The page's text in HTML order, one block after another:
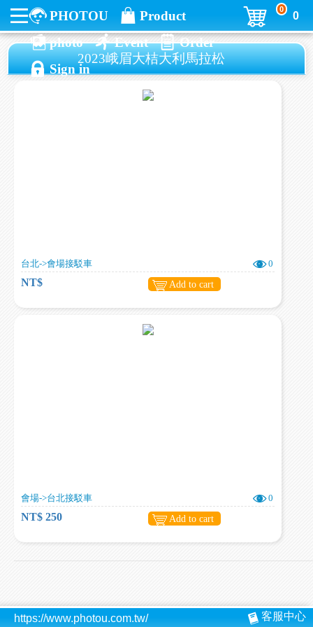
PHOTOU
Product
photo
Event
Order
Sign in
0
0
2023峨眉大桔大利馬拉松
台北->會場接駁車 0
NT$ Add to cart
會場->台北接駁車 0
NT$ 250 Add to cart
https://www.photou.com.tw/ 客服中心